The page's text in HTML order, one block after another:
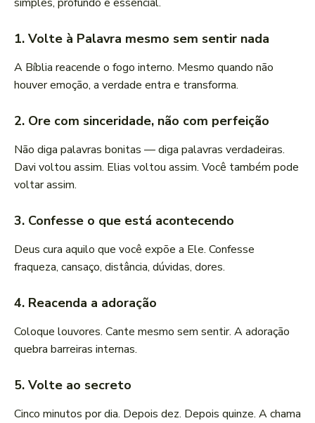
1. Volte à Palavra mesmo sem sentir nada
A Bíblia reacende o fogo interno. Mesmo quando não
houver emoção, a verdade entra e transforma.
2. Ore com sinceridade, não com perfeição
Não diga palavras bonitas — diga palavras verdadeiras.
Davi voltou assim. Elias voltou assim. Você também pode
voltar assim.
3. Confesse o que está acontecendo
Deus cura aquilo que você expõe a Ele. Confesse
fraqueza, cansaço, distância, dúvidas, dores.
4. Reacenda a adoração
Coloque louvores. Cante mesmo sem sentir. A adoração
quebra barreiras internas.
5. Volte ao secreto
Cinco minutos por dia. Depois dez. Depois quinze. A chama